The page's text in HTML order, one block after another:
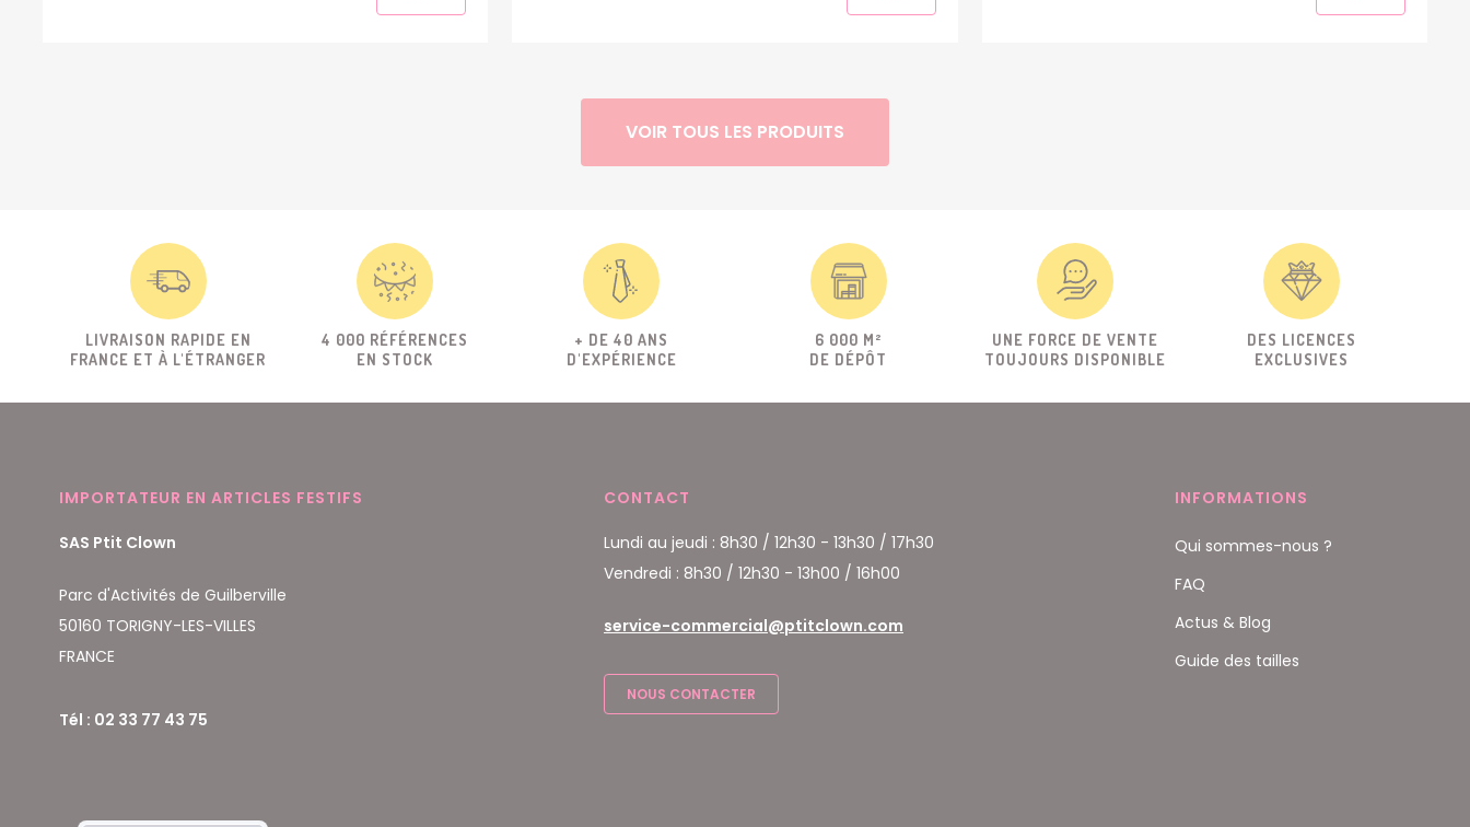
VOIR TOUS LES PRODUITS
LIVRAISON RAPIDE EN
FRANCE ET À L'ÉTRANGER
4 000 RÉFÉRENCES
EN STOCK
+ DE 40 ANS
D'EXPÉRIENCE
6 000 M²
DE DÉPÔT
UNE FORCE DE VENTE
TOUJOURS DISPONIBLE
DES LICENCES
EXCLUSIVES
IMPORTATEUR EN ARTICLES FESTIFS
SAS Ptit Clown
Parc d'Activités de Guilberville
50160 TORIGNY-LES-VILLES
FRANCE
Tél : 02 33 77 43 75
CONTACT
Lundi au jeudi : 8h30 / 12h30 - 13h30 / 17h30
Vendredi : 8h30 / 12h30 - 13h00 / 16h00
service-commercial@ptitclown.com
NOUS CONTACTER
INFORMATIONS
Qui sommes-nous ?
FAQ
Actus & Blog
Guide des tailles